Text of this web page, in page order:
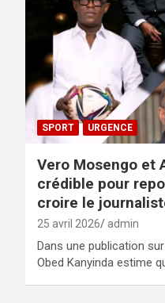
SPORT URGENCE
Vero Mosengo et
crédible pour
croire le
25 avril 2026 admin
Dans une publication
Obed Kanyinda estime